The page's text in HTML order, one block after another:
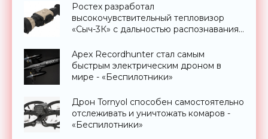
Ростех разработал
высокочувствительный тепловизор
«Сыч-3К» с дальностью распознавания
Apex Recordhunter стал самым
быстрым электрическим дроном в
мире - «Беспилотники»
Дрон Tornyol способен самостоятельно
отслеживать и уничтожать комаров -
«Беспилотники»